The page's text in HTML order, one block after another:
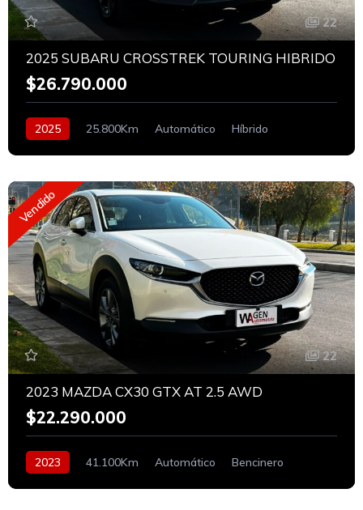
22
2025 SUBARU CROSSTREK TOURING HIBRIDO
$26.790.000
2025 25.800Km Automático Híbrido
Vendido
22
2023 MAZDA CX30 GTX AT 2.5 AWD
$22.290.000
2023 41.100Km Automático Bencinero